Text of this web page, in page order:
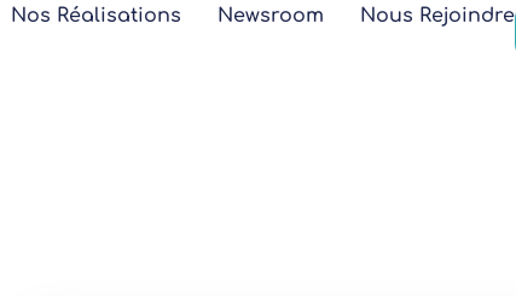
Nos Réalisations Newsroom Nous Rejoindre